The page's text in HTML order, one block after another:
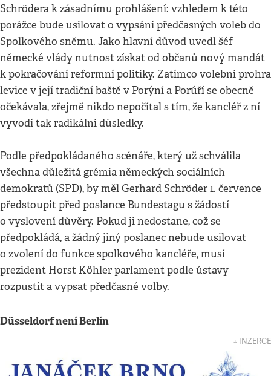
Schrödera k zásadnímu prohlášení: vzhledem k této
porážce bude usilovat o vypsání předčasných voleb do
Spolkového sněmu. Jako hlavní důvod uvedl šéf
německé vlády nutnost získat od občanů nový mandát
k pokračování reformní politiky. Zatímco volební prohra
levice v její tradiční baště v Porýní a Porúří se obecně
očekávala, zřejmě nikdo nepočítal s tím, že kancléř z ní
vyvodí tak radikální důsledky.
Podle předpokládaného scénáře, který už schválila
všechna důležitá grémia německých sociálních
demokratů (SPD), by měl Gerhard Schröder 1. července
předstoupit před poslance Bundestagu s žádostí
o vyslovení důvěry. Pokud ji nedostane, což se
předpokládá, a žádný jiný poslanec nebude usilovat
o zvolení do funkce spolkového kancléře, musí
prezident Horst Köhler parlament podle ústavy
rozpustit a vypsat předčasné volby.
Düsseldorf není Berlín
↓ INZERCE